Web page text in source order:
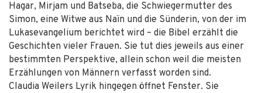
Hagar, Mirjam und Batseba, die Schwiegermutter des
Simon, eine Witwe aus Naïn und die Sünderin, von der im
Lukasevangelium berichtet wird – die Bibel erzählt die
Geschichten vieler Frauen. Sie tut dies jeweils aus einer
bestimmten Perspektive, allein schon weil die meisten
Erzählungen von Männern verfasst worden sind.
Claudia Weilers Lyrik hingegen öffnet Fenster. Sie